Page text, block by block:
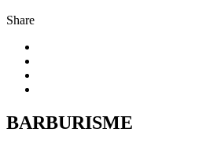
Share
BARBURISME